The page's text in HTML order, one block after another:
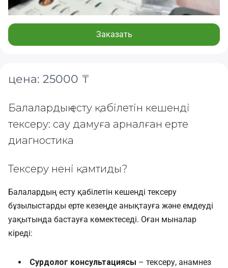
Заказать
цена: 25000 ₸
Балалардың есту қабілетін кешенді
тексеру: сау дамуға арналған ерте
диагностика
Тексеру нені қамтиды?
Балалардың есту қабілетін кешенді тексеру
бұзылыстарды ерте кезеңде анықтауға және емдеуді
уақытында бастауға көмектеседі. Оған мыналар
кіреді:
Сурдолог консультациясы – тексеру, анамнез